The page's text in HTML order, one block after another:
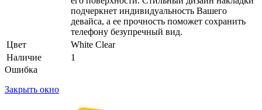
подчеркнет индивидуальность Вашего
девайса, а ее прочность поможет сохранить
телефону безупречный вид.
Цвет
White Clear
Наличие
1
Ошибка
Закрыть окно